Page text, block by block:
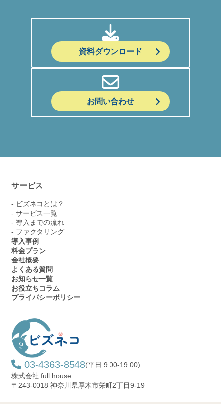
資料ダウンロード
お問い合わせ
サービス
- ビズネコとは？
- サービス一覧
- 導入までの流れ
- ファクタリング
導入事例
料金プラン
会社概要
よくある質問
お知らせ一覧
お役立ちコラム
プライバシーポリシー
03-4363-8548(平日 9:00-19:00)
株式会社 full house
〒243-0018 神奈川県厚木市栄町2丁目9-19